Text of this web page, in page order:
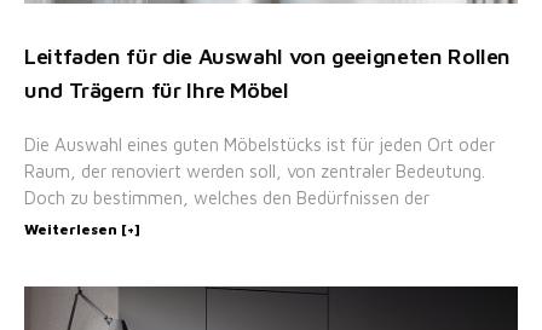
Leitfaden für die Auswahl von geeigneten Rollen
und Trägern für Ihre Möbel
Die Auswahl eines guten Möbelstücks ist für jeden Ort oder
Raum, der renoviert werden soll, von zentraler Bedeutung.
Doch zu bestimmen, welches den Bedürfnissen der
Weiterlesen [+]